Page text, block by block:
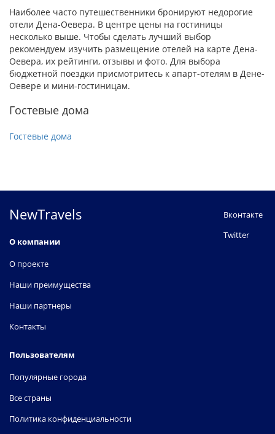
Наиболее часто путешественники бронируют недорогие
отели Дена-Оевера. В центре цены на гостиницы
несколько выше. Чтобы сделать лучший выбор
рекомендуем изучить размещение отелей на карте Дена-
Оевера, их рейтинги, отзывы и фото. Для выбора
бюджетной поездки присмотритесь к апарт-отелям в Дене-
Оевере и мини-гостиницам.
Гостевые дома
Гостевые дома
NewTravels
О компании
О проекте
Наши преимущества
Наши партнеры
Контакты
Пользователям
Популярные города
Все страны
Политика конфиденциальности
Вконтакте
Twitter